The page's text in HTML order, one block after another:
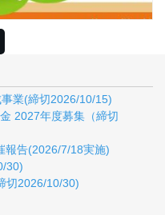
業(締切2026/10/15)
2027年度募集（締切
報告(2026/7/18実施)
30)
切2026/10/30)